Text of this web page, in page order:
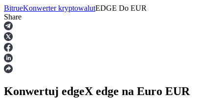
Kontrakty terminowe
BitrueKonwerter kryptowalutEDGE Do EUR
Share
Konwertuj edgeX edge na Euro EUR